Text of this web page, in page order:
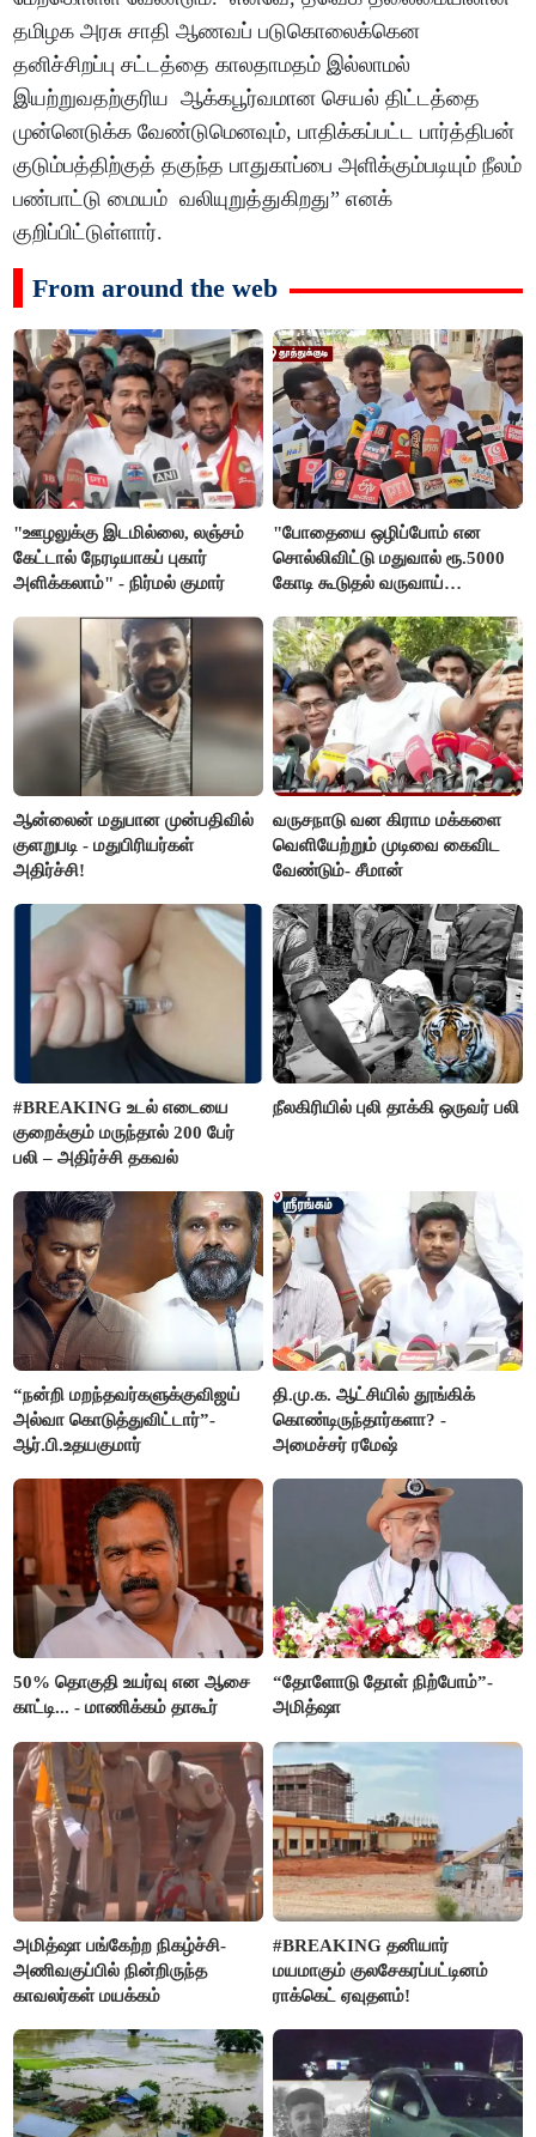
தமிழக அரசு சாதி ஆணவப் படுகொலைக்கென
தனிச்சிறப்பு சட்டத்தை காலதாமதம் இல்லாமல்
இயற்றுவதற்குரிய ஆக்கபூர்வமான செயல் திட்டத்தை
முன்னெடுக்க வேண்டுமெனவும், பாதிக்கப்பட்ட பார்த்திபன்
குடும்பத்திற்குத் தகுந்த பாதுகாப்பை அளிக்கும்படியும் நீலம்
பண்பாட்டு மையம் வலியுறுத்துகிறது” எனக்
குறிப்பிட்டுள்ளார்.
From around the web
"ஊழலுக்கு இடமில்லை, லஞ்சம்
கேட்டால் நேரடியாகப் புகார்
அளிக்கலாம்" - நிர்மல் குமார்
"போதையை ஒழிப்போம் என
சொல்லிவிட்டு மதுவால் ரூ.5000
கோடி கூடுதல் வருவாய்
மார்க்கண்டேயன்
ஆன்லைன் மதுபான முன்பதிவில்
குளறுபடி - மதுபிரியர்கள்
அதிர்ச்சி!
வருசநாடு வன கிராம மக்களை
வெளியேற்றும் முடிவை கைவிட
வேண்டும்- சீமான்
#BREAKING உடல் எடையை
குறைக்கும் மருந்தால் 200 பேர்
பலி – அதிர்ச்சி தகவல்
நீலகிரியில் புலி தாக்கி ஒருவர் பலி
“நன்றி மறந்தவர்களுக்குவிஜய்
அல்வா கொடுத்துவிட்டார்”-
ஆர்.பி.உதயகுமார்
தி.மு.க. ஆட்சியில் தூங்கிக்
கொண்டிருந்தார்களா? -
அமைச்சர் ரமேஷ்
50% தொகுதி உயர்வு என ஆசை
காட்டி... - மாணிக்கம் தாகூர்
“தோளோடு தோள் நிற்போம்”-
அமித்ஷா
அமித்ஷா பங்கேற்ற நிகழ்ச்சி-
அணிவகுப்பில் நின்றிருந்த
காவலர்கள் மயக்கம்
#BREAKING தனியார்
மயமாகும் குலசேகரப்பட்டினம்
ராக்கெட் ஏவுதளம்!